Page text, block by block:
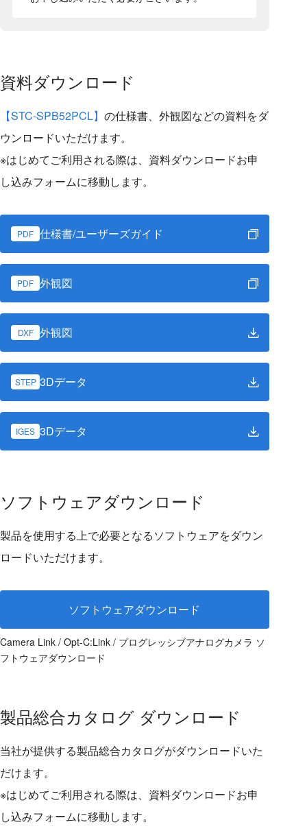
資料ダウンロード
【STC-SPB52PCL】 の仕様書、外観図などの資料をダ
ウンロードいただけます。
※はじめてご利用される際は、資料ダウンロードお申
し込みフォームに移動します。
PDF 仕様書/ユーザーズガイド
PDF 外観図
DXF 外観図
STEP 3Dデータ
IGES 3Dデータ
ソフトウェアダウンロード
製品を使用する上で必要となるソフトウェアをダウン
ロードいただけます。
ソフトウェアダウンロード
Camera Link / Opt-C:Link / プログレッシブアナログカメラ ソ
フトウェアダウンロード
製品総合カタログ ダウンロード
当社が提供する製品総合カタログがダウンロードいた
だけます。
※はじめてご利用される際は、資料ダウンロードお申
し込みフォームに移動します。